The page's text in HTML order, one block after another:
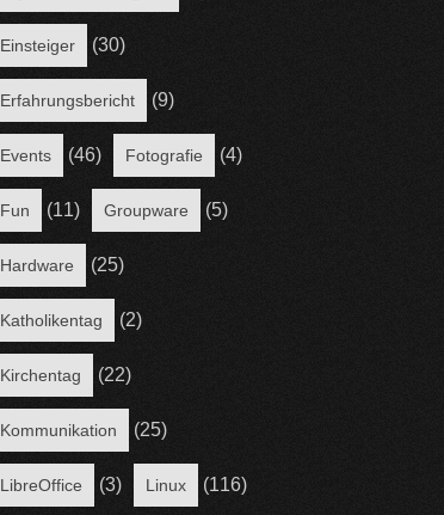
Einsteiger (30)
Erfahrungsbericht (9)
Events (46) Fotografie (4)
Fun (11) Groupware (5)
Hardware (25)
Katholikentag (2)
Kirchentag (22)
Kommunikation (25)
LibreOffice (3) Linux (116)